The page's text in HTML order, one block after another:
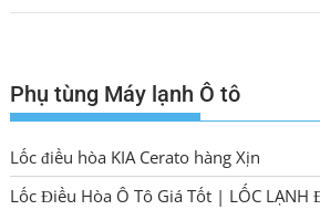
Phụ tùng Máy lạnh Ô tô
Lốc điều hòa KIA Cerato hàng Xịn
Lốc Điều Hòa Ô Tô Giá Tốt | LỐC LẠNH